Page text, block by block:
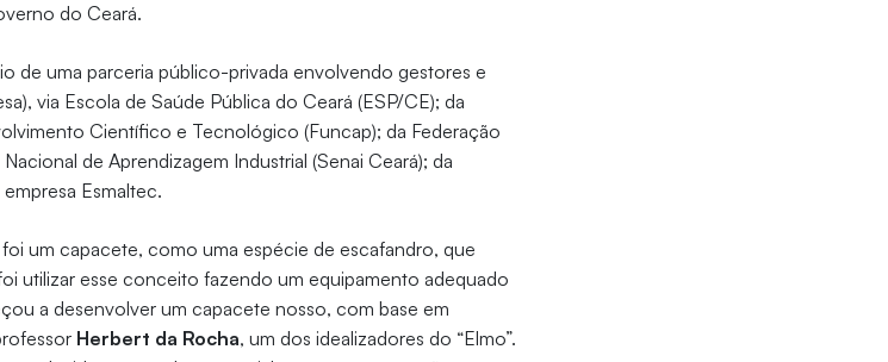
do Ceará.
de uma parceria público-privada envolvendo gestores e
via Escola de Saúde Pública do Ceará (ESP/CE); da
Científico e Tecnológico (Funcap); da Federação
de Aprendizagem Industrial (Senai Ceará); da
Esmaltec.
foi um capacete, como uma espécie de escafandro, que
utilizar esse conceito fazendo um equipamento adequado
a desenvolver um capacete nosso, com base em
Herbert da Rocha, um dos idealizadores do “Elmo”.